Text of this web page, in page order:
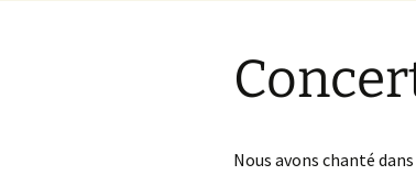
Nous avons chanté